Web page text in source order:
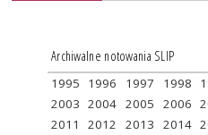
Archiwalne notowania SLIP
1995 1996 1997 1998
2003 2004 2005 2006
2011
2012 2013 2014